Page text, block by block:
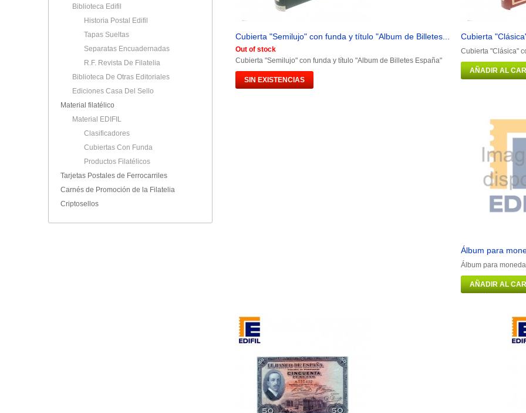
Biblioteca Edifil
Historia Postal Edifil
Tapas Sueltas
Separatas Encuadernadas
R.F. Revista De Filatelia
Biblioteca De Otras Editoriales
Ediciones Casa Del Sello
Material filatélico
Material EDIFIL
Clasificadores
Cubiertas Con Funda
Productos Filatélicos
Tarjetas Postales de Ferrocarriles
Carnés de Promoción de la Filatelia
Criptosellos
Cubierta "Semilujo" con funda y título "Album de Billetes...
Out of stock
Cubierta "Semilujo" con funda y título "Album de Billetes España"
SIN EXISTENCIAS
Cubierta
Cubierta "Clásica"
AÑADIR AL
Álbum para
Álbum para
AÑADIR AL